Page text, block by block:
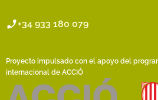
+34 933 180 079
Proyecto impulsado con el apoyo del
internacional de ACCIÓ